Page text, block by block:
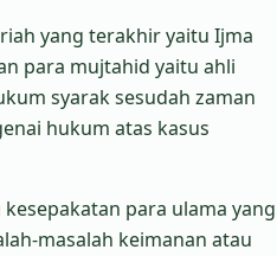
yang terakhir yaitu Ijma
para mujtahid yaitu ahli
syarak sesudah zaman
hukum atas kasus
para ulama yang
masalah keimanan atau